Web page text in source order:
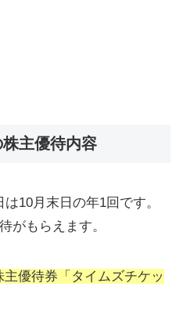
主優待内容
10月末日の年1回です。
がもらえます。
主優待券「タイムズチケッ